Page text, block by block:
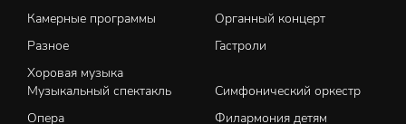
Камерные программы
Органный концерт
Разное
Гастроли
Хоровая музыка
Музыкальный спектакль
Симфонический оркестр
Опера
Филармония детям